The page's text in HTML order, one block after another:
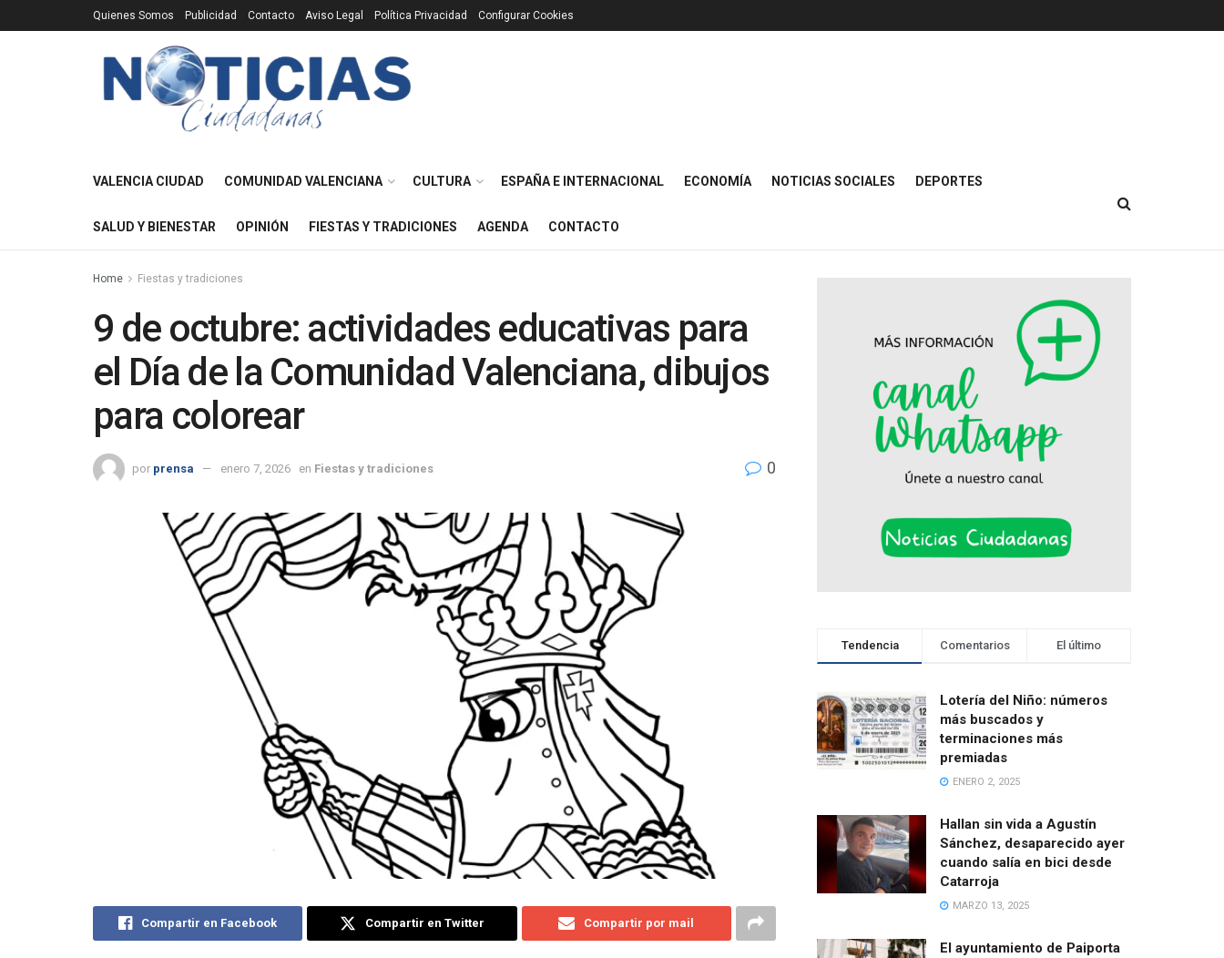
Quienes Somos Publicidad Contacto Aviso Legal Política Privacidad Configurar Cookies
VALENCIA CIUDAD COMUNIDAD VALENCIANA CULTURA ESPAÑA E INTERNACIONAL ECONOMÍA NOTICIAS SOCIALES DEPORTES
SALUD Y BIENESTAR OPINIÓN FIESTAS Y TRADICIONES AGENDA CONTACTO
Home Fiestas y tradiciones
9 de octubre: actividades educativas para
el Día de la Comunidad Valenciana, dibujos
para colorear
por prensa enero 7, 2026 en Fiestas y tradiciones 0
Compartir en Facebook Compartir en Twitter Compartir por mail
Tendencia Comentarios El último
Lotería del Niño: números
más buscados y
terminaciones más
premiadas
ENERO 2, 2025
Hallan sin vida a Agustín
Sánchez, desaparecido ayer
cuando salía en bici desde
Catarroja
MARZO 13, 2025
El ayuntamiento de Paiporta